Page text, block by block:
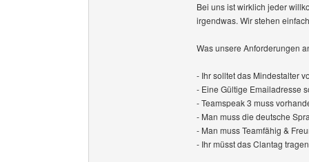
Bei uns ist wirklich jeder
irgendwas. Wir stehen
Was unsere Anforderungen
- Ihr solltet das Mindestalter
- Eine Gültige Emailadresse
- Teamspeak 3 muss
- Man muss die deutsche
- Man muss Teamfähig &
- Ihr müsst das Clantag